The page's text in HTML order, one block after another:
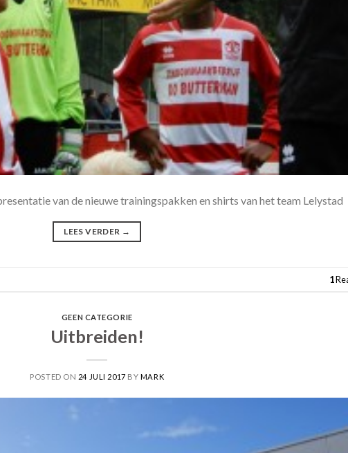
van de nieuwe trainingspakken en shirts van het team Lelystad
LEES VERDER →
1
GEEN CATEGORIE
Uitbreiden!
POSTED ON 24 JULI 2017 BY MARK